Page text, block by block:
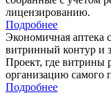
лицензированию.
Подробнее
Экономичная аптека
витринный контур и
Проект, где витрины
организацию самого
Подробнее